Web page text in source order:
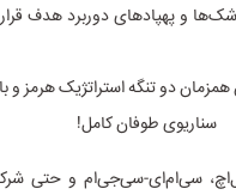
و پهپادهای دوربرد هدف قرار
سی‌ام‌ای-سی‌جی‌ام و حتی